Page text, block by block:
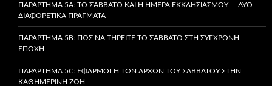
ΠΑΡΆΡΤΗΜΑ 5A: ΤΟ ΣΆΒΒΑΤΟ ΚΑΙ Η ΗΜΈΡΑ ΕΚΚΛΗΣΙΑΣΜΟΎ — ΔΎΟ
ΔΙΑΦΟΡΕΤΙΚΆ ΠΡΆΓΜΑΤΑ
ΠΑΡΆΡΤΗΜΑ 5B: ΠΏΣ ΝΑ ΤΗΡΕΊΤΕ ΤΟ ΣΆΒΒΑΤΟ ΣΤΗ ΣΎΓΧΡΟΝΗ
ΕΠΟΧΉ
ΠΑΡΆΡΤΗΜΑ 5C: ΕΦΑΡΜΟΓΉ ΤΩΝ ΑΡΧΏΝ ΤΟΥ ΣΑΒΒΆΤΟΥ ΣΤΗΝ
ΚΑΘΗΜΕΡΙΝΉ ΖΩΉ